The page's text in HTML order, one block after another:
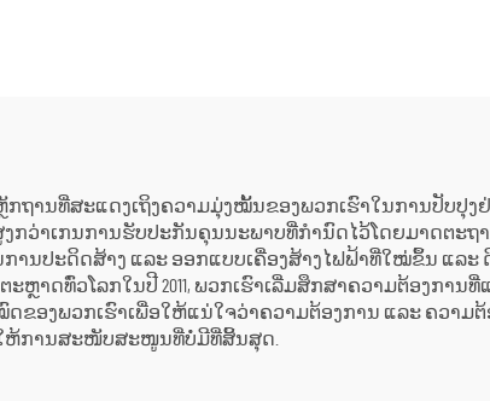
ານທີ່ສະແດງເຖິງຄວາມມຸ່ງໝັ້ນຂອງພວກເຮົາໃນການປັບປຸງຢ່
ວ່າເກນການຮັບປະກັນຄຸນນະພາບທີ່ກຳນົດໄວ້ໂດຍມາດຕະຖານ
ານປະດິດສ້າງ ແລະ ອອກແບບເຄື່ອງສ້າງໄຟຟ້າທີ່ໃໝ່ຂຶ້ນ ແລ
ະຫຼາດທົ່ວໂລກໃນປີ 2011, ພວກເຮົາເລີ່ມສຶກສາຄວາມຕ້ອງກາ
ອງພວກເຮົາເພື່ອໃຫ້ແນ່ໃຈວ່າຄວາມຕ້ອງການ ແລະ ຄວາ
ໃຫ້ການສະໜັບສະໜູນທີ່ບໍ່ມີທີ່ສິ້ນສຸດ.